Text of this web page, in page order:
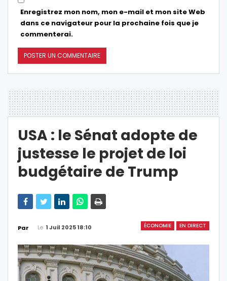
Enregistrez mon nom, mon e-mail et mon site Web
dans ce navigateur pour la prochaine fois que je
commenterai.
USA : le Sénat adopte de
justesse le projet de loi
budgétaire de Trump
ÉCONOMIE EN DIRECT
Par Le 1 Juil 2025 18:10